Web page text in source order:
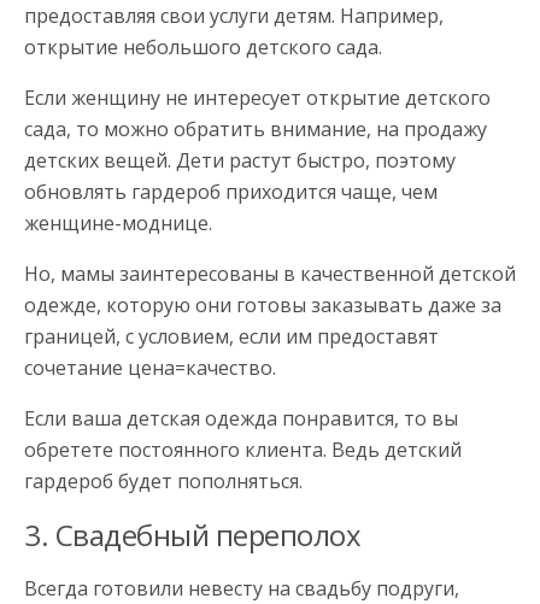
предоставляя свои услуги детям. Например,
открытие небольшого детского сада.
Если женщину не интересует открытие детского
сада, то можно обратить внимание, на продажу
детских вещей. Дети растут быстро, поэтому
обновлять гардероб приходится чаще, чем
женщине-моднице.
Но, мамы заинтересованы в качественной детской
одежде, которую они готовы заказывать даже за
границей, с условием, если им предоставят
сочетание цена=качество.
Если ваша детская одежда понравится, то вы
обретете постоянного клиента. Ведь детский
гардероб будет пополняться.
3. Свадебный переполох
Всегда готовили невесту на свадьбу подруги,